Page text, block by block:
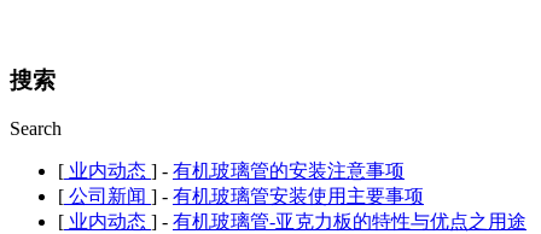
搜索
Search
[ 业内动态 ] - 有机玻璃管的安装注意事项
[ 公司新闻 ] - 有机玻璃管安装使用主要事项
[ 业内动态 ] - 有机玻璃管-亚克力板的特性与优点之用途